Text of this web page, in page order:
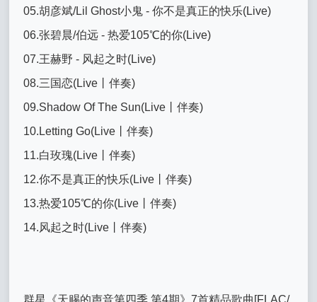
05.胡彦斌/Lil Ghost小鬼 - 你不是真正的快乐(Live)
06.张碧晨/伯远 - 热爱105℃的你(Live)
07.王赫野 - 风起之时(Live)
08.三国恋(Live丨伴奏)
09.Shadow Of The Sun(Live丨伴奏)
10.Letting Go(Live丨伴奏)
11.白玫瑰(Live丨伴奏)
12.你不是真正的快乐(Live丨伴奏)
13.热爱105℃的你(Live丨伴奏)
14.风起之时(Live丨伴奏)
群星《天赐的声音第四季 第4期》7首精品歌曲[FLAC/